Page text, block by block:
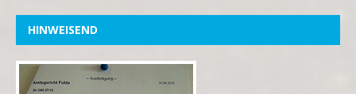
HINWEISEND